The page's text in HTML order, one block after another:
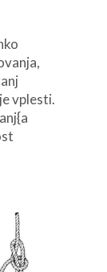
vplesti.